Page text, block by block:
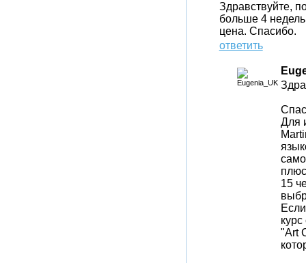
Здравствуйте,
больше 4
цена. Спасибо.
ответить
Для
15
"Art